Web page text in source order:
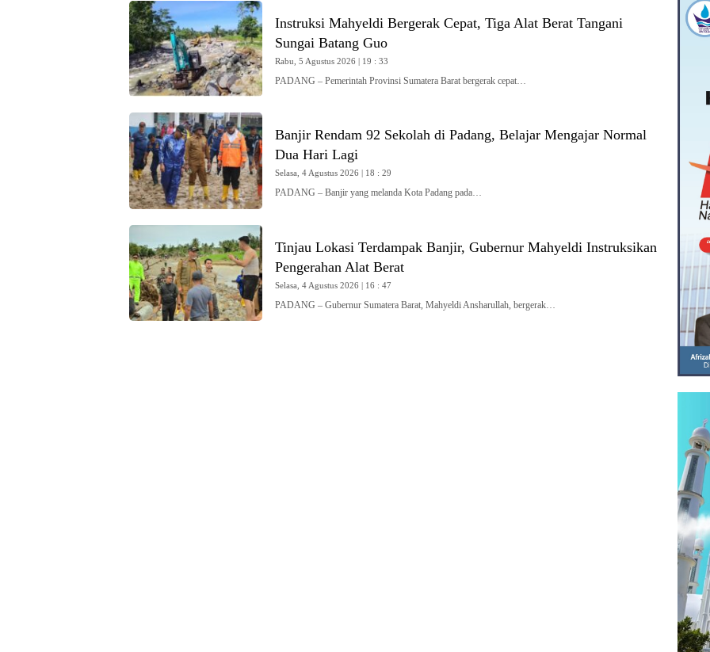
Instruksi Mahyeldi Bergerak Cepat, Tiga Alat Berat Tangani
Sungai Batang Guo
Rabu, 5 Agustus 2026 | 19 : 33
PADANG – Pemerintah Provinsi Sumatera Barat bergerak cepat…
Banjir Rendam 92 Sekolah di Padang, Belajar Mengajar Normal
Dua Hari Lagi
Selasa, 4 Agustus 2026 | 18 : 29
PADANG – Banjir yang melanda Kota Padang pada…
Tinjau Lokasi Terdampak Banjir, Gubernur Mahyeldi Instruksikan
Pengerahan Alat Berat
Selasa, 4 Agustus 2026 | 16 : 47
PADANG – Gubernur Sumatera Barat, Mahyeldi Ansharullah, bergerak…